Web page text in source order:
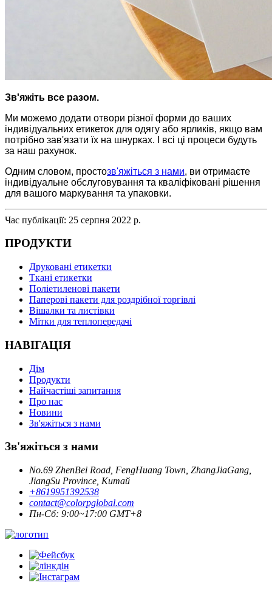
Зв'яжіть все разом.
Ми можемо додати отвори різної форми до ваших
індивідуальних етикеток для одягу або ярликів, якщо вам
потрібно зав'язати їх на шнурках. І всі ці процеси будуть
за наш рахунок.
Одним словом, простозв'яжіться з нами, ви отримаєте
індивідуальне обслуговування та кваліфіковані рішення
для вашого маркування та упаковки.
Час публікації: 25 серпня 2022 р.
ПРОДУКТИ
Друковані етикетки
Ткані етикетки
Поліетиленові пакети
Паперові пакети для роздрібної торгівлі
Вішалки та листівки
Мітки для теплопередачі
НАВІГАЦІЯ
Дім
Продукти
Найчастіші запитання
Про нас
Новини
Зв'яжіться з нами
Зв'яжіться з нами
No.69 ZhenBei Road, FengHuang Town, ZhangJiaGang,
JiangSu Province, Китай
+8619951392538
contact@colorpglobal.com
Пн-Сб: 9:00~17:00 GMT+8